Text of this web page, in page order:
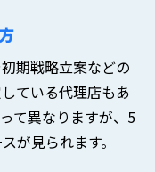
期戦略立案などの
ている代理店もあ
て異なりますが、5
が見られます。